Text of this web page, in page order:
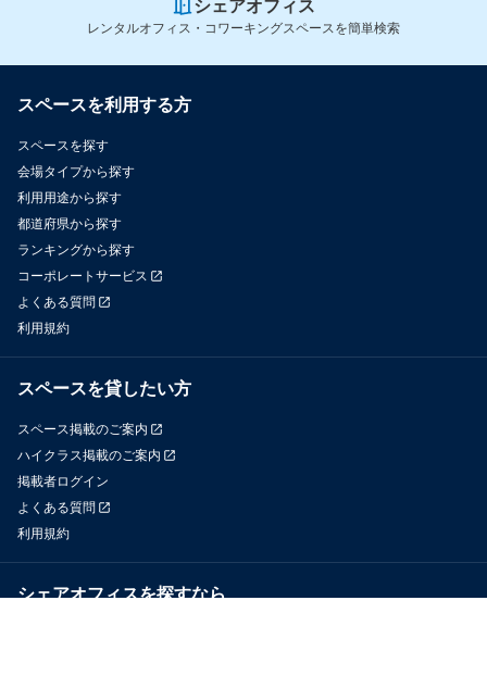
シェアオフィス
レンタルオフィス・コワーキングスペースを簡単検索
スペースを利用する方
スペースを探す
会場タイプから探す
利用用途から探す
都道府県から探す
ランキングから探す
コーポレートサービス
よくある質問
利用規約
スペースを貸したい方
スペース掲載のご案内
ハイクラス掲載のご案内
掲載者ログイン
よくある質問
利用規約
シェアオフィスを探すなら